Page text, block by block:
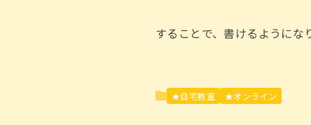
することで、書けるようにな
★自宅教室 ★オンライン